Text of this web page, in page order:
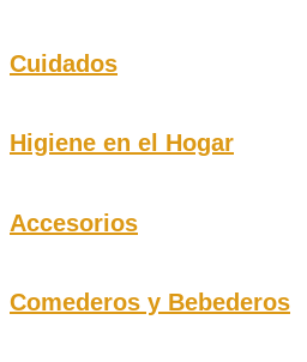
Cuidados
Higiene en el Hogar
Accesorios
Comederos y Bebederos